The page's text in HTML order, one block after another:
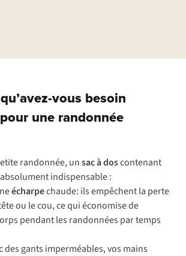
vous besoin
une randonnée
randonnée, unsac à doscontenant
indispensable :
écharpechaude: ils empêchent la perte
ou le cou, ce qui économise de
pendant les randonnées par temps
des gants imperméables, vos mains